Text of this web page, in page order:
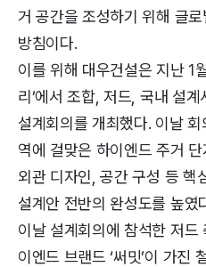
거 공간을 조성하기 위해 글
방침이다.
이를 위해 대우건설은 지난 1
리’에서 조합, 저드, 국내 설
설계회의를 개최했다. 이날
역에 걸맞은 하이엔드 주거
외관 디자인, 공간 구성 등 핵
설계안 전반의 완성도를 높였
이날 설계회의에 참석한 저드
이엔드 브랜드 ‘써밋’이 가진